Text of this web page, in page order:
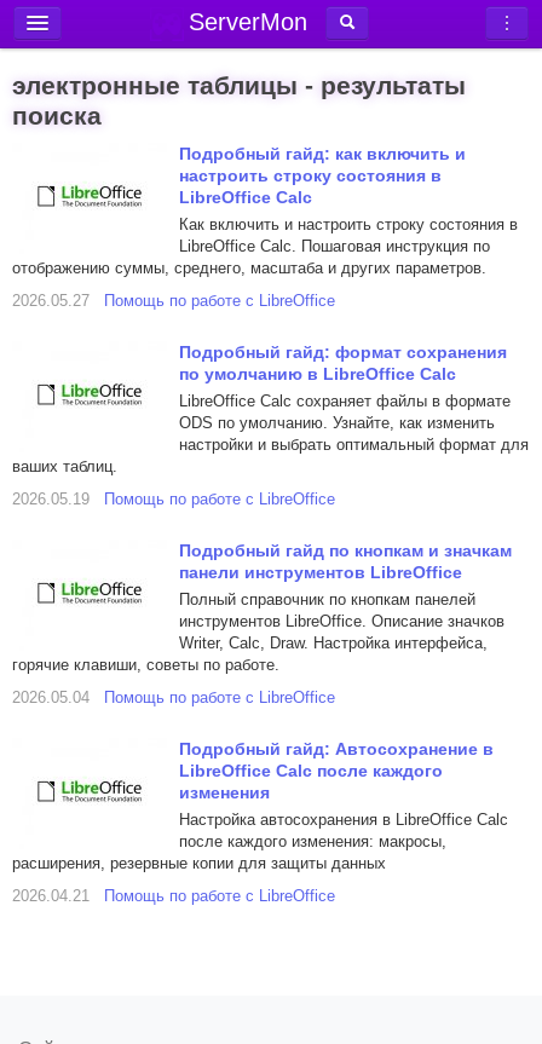
ServerMon
Блог
Форум
Вход в аккаунт
электронные таблицы - результаты
поиска
Подробный гайд: как включить и
настроить строку состояния в
LibreOffice Calc
Как включить и настроить строку состояния в
LibreOffice Calc. Пошаговая инструкция по
отображению суммы, среднего, масштаба и других параметров.
2026.05.27
Помощь по работе с LibreOffice
Подробный гайд: формат сохранения
по умолчанию в LibreOffice Calc
LibreOffice Calc сохраняет файлы в формате
ODS по умолчанию. Узнайте, как изменить
настройки и выбрать оптимальный формат для
ваших таблиц.
2026.05.19
Помощь по работе с LibreOffice
Подробный гайд по кнопкам и значкам
панели инструментов LibreOffice
Полный справочник по кнопкам панелей
инструментов LibreOffice. Описание значков
Writer, Calc, Draw. Настройка интерфейса,
горячие клавиши, советы по работе.
2026.05.04
Помощь по работе с LibreOffice
Подробный гайд: Автосохранение в
LibreOffice Calc после каждого
изменения
Настройка автосохранения в LibreOffice Calc
после каждого изменения: макросы,
расширения, резервные копии для защиты данных
2026.04.21
Помощь по работе с LibreOffice